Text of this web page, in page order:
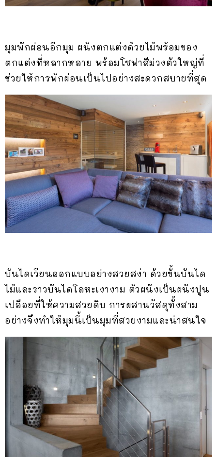
มุมพักผ่อนอีกมุม ผนังตกแต่งด้วยไม้พร้อมของ
ตกแต่งที่หลากหลาย พร้อมโซฟาสีม่วงตัวใหญ่ที่
ช่วยให้การพักผ่อนเป็นไปอย่างสะดวกสบายที่สุด
บันไดเวียนออกแบบอย่างสวยสง่า ด้วยขั้นบันได
ไม้และราวบันไดโลหะเงางาม ตัวผนังเป็นผนังปูน
เปลือยที่ให้ความสวยดิบ การผสานวัสดุทั้งสาม
อย่างจึงทำให้มุมนี้เป็นมุมที่สวยงามและน่าสนใจ